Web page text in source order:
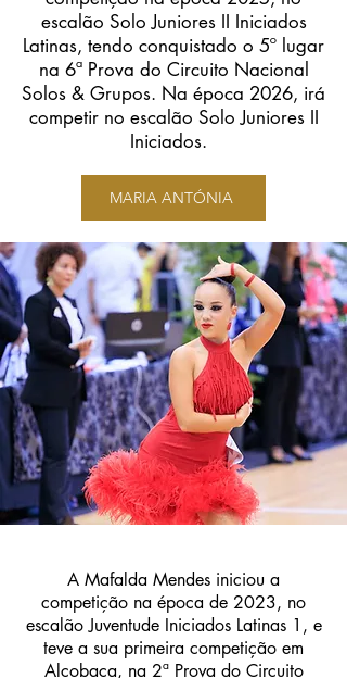
escalão Solo Juniores II Iniciados
Latinas, tendo conquistado o 5º lugar
na 6ª Prova do Circuito Nacional
Solos & Grupos. Na época 2026, irá
competir no escalão Solo Juniores II
Iniciados.
MARIA ANTÓNIA
A Mafalda Mendes iniciou a
competição na época de 2023, no
escalão Juventude Iniciados Latinas 1, e
teve a sua primeira competição em
Alcobaça, na 2ª Prova do Circuito